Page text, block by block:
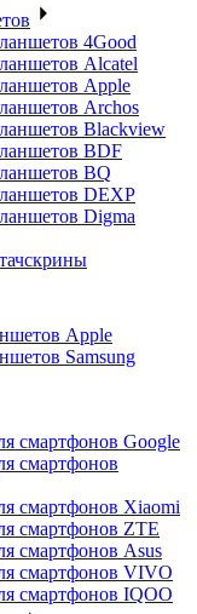
4Good
Alcatel
Apple
Archos
Blackview
BDF
BQ
DEXP
Digma
Apple
Samsung
смартфонов Google
смартфонов
смартфонов Xiaomi
смартфонов ZTE
cмартфонов Asus
смартфонов VIVO
смартфонов IQOO